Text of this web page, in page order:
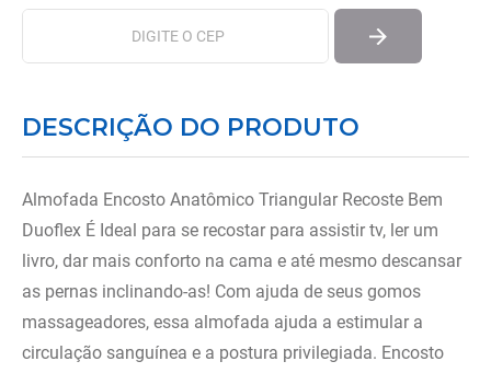
DESCRIÇÃO DO PRODUTO
Almofada Encosto Anatômico Triangular Recoste Bem
Duoflex É Ideal para se recostar para assistir tv, ler um
livro, dar mais conforto na cama e até mesmo descansar
as pernas inclinando-as! Com ajuda de seus gomos
massageadores, essa almofada ajuda a estimular a
circulação sanguínea e a postura privilegiada. Encosto